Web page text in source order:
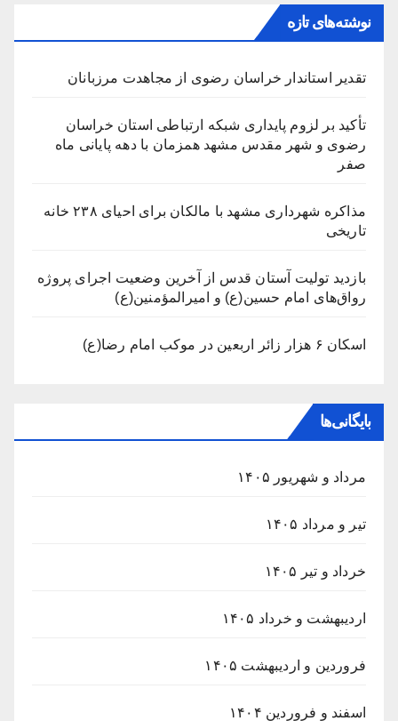
نوشته‌های تازه
تقدیر استاندار خراسان رضوی از مجاهدت مرزبانان
تأکید بر لزوم پایداری شبکه ارتباطی استان خراسان
رضوی و شهر مقدس مشهد همزمان با دهه پایانی ماه
صفر
مذاکره شهرداری مشهد با مالکان برای احیای ۲۳۸ خانه
تاریخی
بازدید تولیت آستان قدس از آخرین وضعیت اجرای پروژه
رواق‌های امام حسین(ع) و امیرالمؤمنین(ع)
اسکان ۶ هزار زائر اربعین در موکب امام رضا(ع)
بایگانی‌ها
مرداد و شهریور ۱۴۰۵
تیر و مرداد ۱۴۰۵
خرداد و تیر ۱۴۰۵
اردیبهشت و خرداد ۱۴۰۵
فروردین و اردیبهشت ۱۴۰۵
اسفند و فروردین ۱۴۰۴